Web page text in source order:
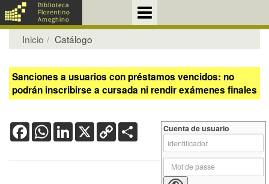
Inicio Catálogo
Sanciones a usuarios con préstamos vencidos: no
podrán inscribirse a cursada ni rendir exámenes finales
FacebookWhatsApp
LinkedIn
X Copy
Link
Cuenta de usuario